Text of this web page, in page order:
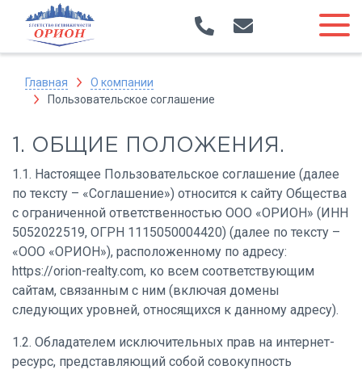
Главная
О компании
Пользовательское соглашение
1. ОБЩИЕ ПОЛОЖЕНИЯ.
1.1. Настоящее Пользовательское соглашение (далее
по тексту – «Соглашение») относится к сайту Общества
с ограниченной ответственностью ООО «ОРИОН» (ИНН
5052022519, ОГРН 1115050004420) (далее по тексту –
«ООО «ОРИОН»), расположенному по адресу:
https://orion-realty.com, ко всем соответствующим
сайтам, связанным с ним (включая домены
следующих уровней, относящихся к данному адресу).
1.2. Обладателем исключительных прав на интернет-
ресурс, представляющий собой совокупность